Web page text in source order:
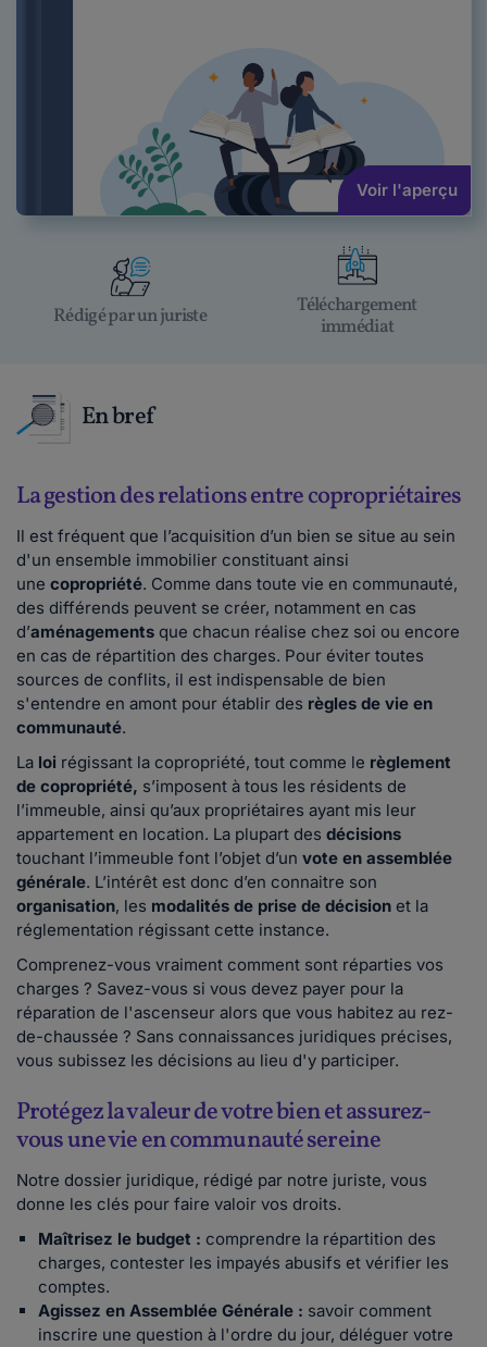
Voir l'aperçu
Rédigé par un juriste
Téléchargement
immédiat
En bref
La gestion des relations entre copropriétaires
Il est fréquent que l’acquisition d’un bien se situe au sein
d'un ensemble immobilier constituant ainsi
une copropriété. Comme dans toute vie en communauté,
des différends peuvent se créer, notamment en cas
d’aménagements que chacun réalise chez soi ou encore
en cas de répartition des charges. Pour éviter toutes
sources de conflits, il est indispensable de bien
s'entendre en amont pour établir des règles de vie en
communauté.
La loi régissant la copropriété, tout comme le règlement
de copropriété, s’imposent à tous les résidents de
l’immeuble, ainsi qu’aux propriétaires ayant mis leur
appartement en location. La plupart des décisions
touchant l’immeuble font l’objet d’un vote en assemblée
générale. L’intérêt est donc d’en connaitre son
organisation, les modalités de prise de décision et la
réglementation régissant cette instance.
Comprenez-vous vraiment comment sont réparties vos
charges ? Savez-vous si vous devez payer pour la
réparation de l'ascenseur alors que vous habitez au rez-
de-chaussée ? Sans connaissances juridiques précises,
vous subissez les décisions au lieu d'y participer.
Protégez la valeur de votre bien et assurez-
vous une vie en communauté sereine
Notre dossier juridique, rédigé par notre juriste, vous
donne les clés pour faire valoir vos droits.
Maîtrisez le budget : comprendre la répartition des
charges, contester les impayés abusifs et vérifier les
comptes.
Agissez en Assemblée Générale : savoir comment
inscrire une question à l'ordre du jour, déléguer votre